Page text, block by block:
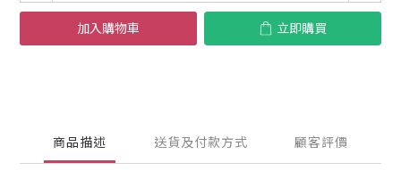
加入購物車 立即購買
商品描述 送貨及付款方式 顧客評價